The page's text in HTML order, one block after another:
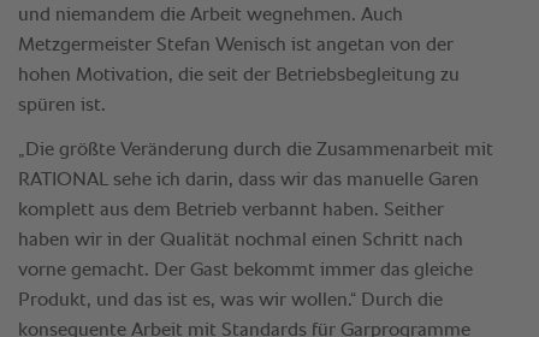
und niemandem die Arbeit wegnehmen. Auch
Metzgermeister Stefan Wenisch ist angetan von der
hohen Motivation, die seit der Betriebsbegleitung zu
spüren ist.
„Die größte Veränderung durch die Zusammenarbeit mit
RATIONAL sehe ich darin, dass wir das manuelle Garen
komplett aus dem Betrieb verbannt haben. Seither
haben wir in der Qualität nochmal einen Schritt nach
vorne gemacht. Der Gast bekommt immer das gleiche
Produkt, und das ist es, was wir wollen.“ Durch die
konsequente Arbeit mit Standards für Garprogramme